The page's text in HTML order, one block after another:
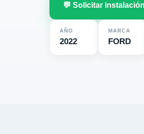
💬 Solicitar
AÑO
2022
MARCA
FORD